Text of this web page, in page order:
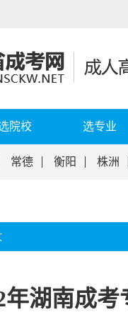
院校 选专业
常德 衡阳 株洲
年湖南成